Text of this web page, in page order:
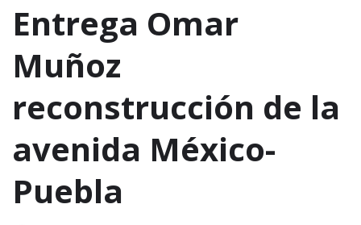
Entrega Omar
Muñoz
reconstrucción de la
avenida México-
Puebla